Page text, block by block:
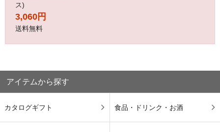
ス)
3,060円
送料無料
アイテムから探す
カタログギフト 食品・ドリンク・お酒